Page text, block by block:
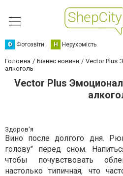
Ф Фотозвіти Н Нерухомість
Головна Бізнес новини
Vector Plus
алкоголь
Vector Plus
Здоров'я
Вино после долгого дня.
голову" перед сном.
чтобы почувствовать
настолько типичная, что